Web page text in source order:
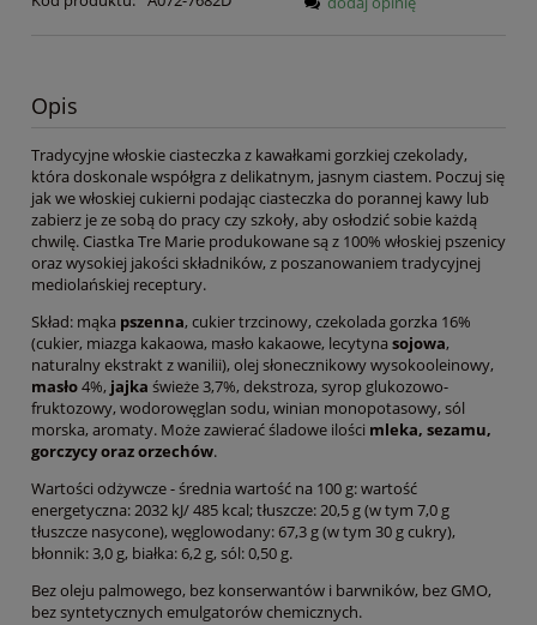
Opis
Tradycyjne włoskie ciasteczka z kawałkami gorzkiej czekolady,
która doskonale współgra z delikatnym, jasnym ciastem. Poczuj się
jak we włoskiej cukierni podając ciasteczka do porannej kawy lub
zabierz je ze sobą do pracy czy szkoły, aby osłodzić sobie każdą
chwilę. Ciastka Tre Marie produkowane są z 100% włoskiej pszenicy
oraz wysokiej jakości składników, z poszanowaniem tradycyjnej
mediolańskiej receptury.
Skład: mąka pszenna, cukier trzcinowy, czekolada gorzka 16%
(cukier, miazga kakaowa, masło kakaowe, lecytyna sojowa,
naturalny ekstrakt z wanilii), olej słonecznikowy wysokooleinowy,
masło4%, jajka świeże 3,7%, dekstroza, syrop glukozowo-
fruktozowy, wodorowęglan sodu, winian monopotasowy, sól
morska, aromaty. Może zawierać śladowe ilości mleka, sezamu,
gorczycy oraz orzechów.
Wartości odżywcze - średnia wartość na 100 g: wartość
energetyczna: 2032 kJ/ 485 kcal; tłuszcze: 20,5 g (w tym 7,0 g
tłuszcze nasycone), węglowodany: 67,3 g (w tym 30 g cukry),
błonnik: 3,0 g, białka: 6,2 g, sól: 0,50 g.
Bez oleju palmowego, bez konserwantów i barwników, bez GMO,
bez syntetycznych emulgatorów chemicznych.